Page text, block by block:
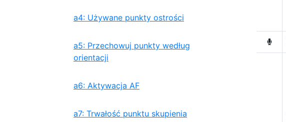
a4: Używane punkty ostrości
a5: Przechowuj punkty według
orientacji
a6: Aktywacja AF
a7: Trwałość punktu skupienia
b